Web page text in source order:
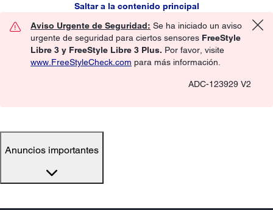
Saltar a la contenido principal
Aviso Urgente de Seguridad: Se ha iniciado un aviso
urgente de seguridad para ciertos sensores FreeStyle
Libre 3 y FreeStyle Libre 3 Plus. Por favor, visite
www.FreeStyleCheck.com para más información.
ADC-123929 V2
Anuncios importantes